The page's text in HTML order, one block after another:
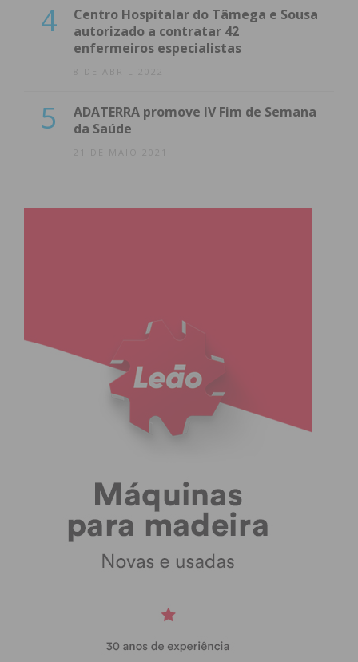
4
Centro Hospitalar do Tâmega e Sousa
autorizado a contratar 42
enfermeiros especialistas
8 DE ABRIL 2022
5
ADATERRA promove IV Fim de Semana
da Saúde
21 DE MAIO 2021